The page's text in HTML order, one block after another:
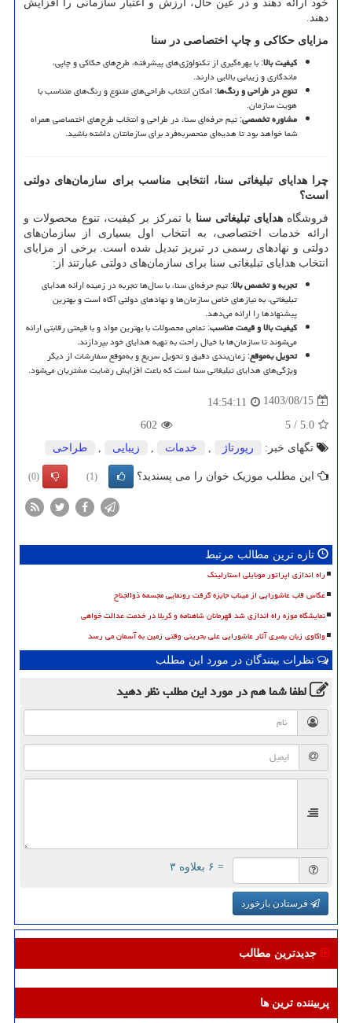
خود ارائه دهند و در عین حال، ارزش و اعتبار سازمانی را افزایش
دهند.
مزایای حکاکی و چاپ اختصاصی در سنا
کیفیت بالا: با بهره‌گیری از تکنولوژی‌های پیشرفته، طرح‌های حکاکی و چاپی،
ماندگاری و زیبایی بالایی دارند.
تنوع در طراحی و رنگ‌ها: امکان انتخاب طراحی‌های متنوع و رنگ‌های متناسب با
هویت سازمان.
مشاوره تخصصی: تیم حرفه‌ای سنا، در طراحی و انتخاب طرح‌های اختصاصی همراه
شما خواهد بود تا هدیه‌ای منحصربه‌فرد برای سازمانتان داشته باشید.
چرا هدایای تبلیغاتی سنا، انتخابی مناسب برای سازمان‌های دولتی
است؟
فروشگاههدایای تبلیغاتی سنا با تمرکز بر کیفیت، تنوع محصولات و
ارائه خدمات اختصاصی، به انتخاب اول بسیاری از سازمان‌های
دولتی و نهادهای رسمی در تبریز تبدیل شده است. برخی از مزایای
انتخاب هدایای تبلیغاتی سنا برای سازمان‌های دولتی عبارتند از:
تجربه و تخصص بالا: تیم حرفه‌ای سنا، با سال‌ها تجربه در زمینه ارائه هدایای
تبلیغاتی، به نیازهای خاص سازمان‌ها و نهادهای دولتی آگاه است و بهترین
پیشنهادها را ارائه می‌دهد.
کیفیت بالا و قیمت مناسب: تمامی محصولات با بهترین مواد و با قیمتی رقابتی ارائه
می‌شوند تا سازمان‌ها با خیال راحت به تهیه هدایای خود بپردازند.
تحویل به‌موقع: زمان‌بندی دقیق و تحویل سریع و به‌موقع سفارشات از دیگر
ویژگی‌های هدایای تبلیغاتی سنا است که باعث افزایش رضایت مشتریان می‌شود.
1403/08/15
14:54:11
5.0
/
5
602
تگهای خبر:
رپورتاژ خدمات زیبایی طراحی
این مطلب موزیک خوان را می پسندید؟ (1)
(0)
تازه ترین مطالب مرتبط
راه اندازی اپراتور موبایلی استارلینک
عکاس قاب عاشورایی از میناب جایزه گرفت رونمایی مجسمه ذوالجناح
نمایشگاه موزه راه اندازی شد قهرمانان شاهنامه و کربلا در خدمت عدالت خواهی
واکاوی زبان بصری آثار عاشورایی علی بحرینی وقتی زمین به آسمان می رسد
نظرات بینندگان در مورد این مطلب
لطفا شما همدر مورد این مطلبنظر دهید
= ۶ بعلاوه ۳
فرستادن بازخورد
جدیدترین مطالب
پربیننده ترین ها